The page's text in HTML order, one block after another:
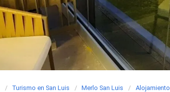
Turismo en San Luis Merlo San Luis Alojamiento